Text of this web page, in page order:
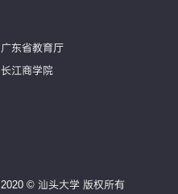
广东省教育厅
长江商学院
2020 © 汕头大学 版权所有